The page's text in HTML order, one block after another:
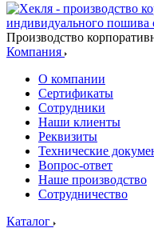
Производство
Компания
О компании
Сертификаты
Сотрудники
Наши клиенты
Реквизиты
Технические
Вопрос-ответ
Наше производство
Сотрудничество
Каталог